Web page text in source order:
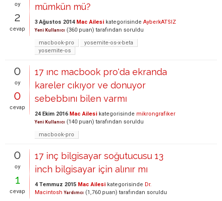
oy
2
cevap
mümkün mü?
3 Ağustos 2014 Mac Ailesi kategorisinde AyberkATSIZ
Yeni Kullanıcı (360 puan) tarafından soruldu
macbook-pro
yosemite-os-x-beta
yosemite-os
0
oy
0
cevap
17 ınc macbook pro'da ekranda
kareler cıkıyor ve donuyor
sebebbını bilen varmı
24 Ekim 2016 Mac Ailesi kategorisinde mikrongrafiker
Yeni Kullanıcı (140 puan) tarafından soruldu
macbook-pro
0
oy
1
cevap
17 inç bilgisayar soğutucusu 13
inch bilgisayar için alınır mı
4 Temmuz 2015 Mac Ailesi kategorisinde Dr.
Macintosh Yardımcı (1,760 puan) tarafından soruldu